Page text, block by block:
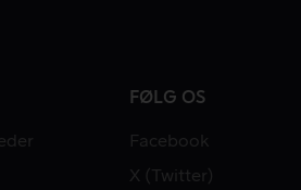
FØLG OS
Facebook
X (Twitter)